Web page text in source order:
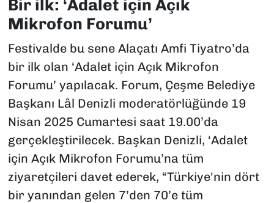
Bir ilk: ‘Adalet için Açık
Mikrofon Forumu’
Festivalde bu sene Alaçatı Amfi Tiyatro’da
bir ilk olan ‘Adalet için Açık Mikrofon
Forumu’ yapılacak. Forum, Çeşme Belediye
Başkanı Lâl Denizli moderatörlüğünde 19
Nisan 2025 Cumartesi saat 19.00’da
gerçekleştirilecek. Başkan Denizli, ‘Adalet
için Açık Mikrofon Forumu’na tüm
ziyaretçileri davet ederek, “Türkiye'nin dört
bir yanından gelen 7’den 70’e tüm